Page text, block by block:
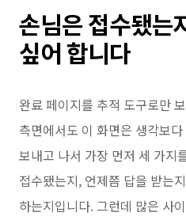
손님은 접수됐는
싶어 합니다
완료 페이지를 추적 도구로만
측면에서도 이 화면은 생각보
보내고 나서 가장 먼저 세 가지
접수됐는지, 언제쯤 답을 받는
하는지입니다. 그런데 많은 사